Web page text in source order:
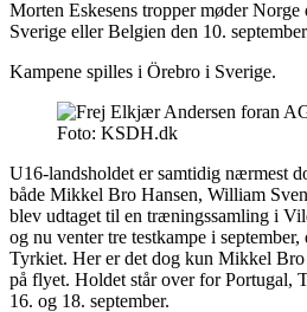
Morten Eskesens tropper møder Norge
Sverige eller Belgien den 10.
Kampene spilles i Örebro i Sverige.
Foto: KSDH.dk
U16-landsholdet er samtidig nærmest
både Mikkel Bro Hansen, William
blev udtaget til en træningssamling i
og nu venter tre testkampe i
Tyrkiet. Her er det dog kun Mikkel Bro
på flyet. Holdet står over for Portugal,
16. og 18. september.